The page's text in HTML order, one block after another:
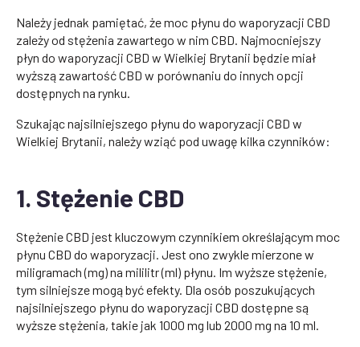
Należy jednak pamiętać, że moc płynu do waporyzacji CBD
zależy od stężenia zawartego w nim CBD. Najmocniejszy
płyn do waporyzacji CBD w Wielkiej Brytanii będzie miał
wyższą zawartość CBD w porównaniu do innych opcji
dostępnych na rynku.
Szukając najsilniejszego płynu do waporyzacji CBD w
Wielkiej Brytanii, należy wziąć pod uwagę kilka czynników:
1. Stężenie CBD
Stężenie CBD jest kluczowym czynnikiem określającym moc
płynu CBD do waporyzacji. Jest ono zwykle mierzone w
miligramach (mg) na mililitr (ml) płynu. Im wyższe stężenie,
tym silniejsze mogą być efekty. Dla osób poszukujących
najsilniejszego płynu do waporyzacji CBD dostępne są
wyższe stężenia, takie jak 1000 mg lub 2000 mg na 10 ml.